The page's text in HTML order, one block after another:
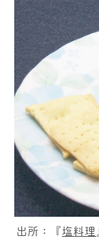
出所：『塩料理